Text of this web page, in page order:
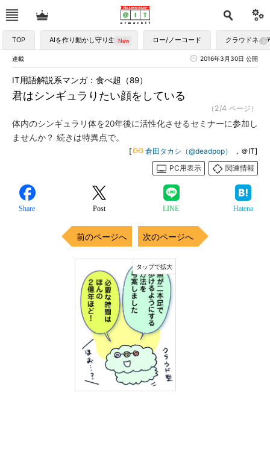
TOP AIを作り動かし守り生かす ロー/ノーコード クラウドネイ
連載 2016年3月30日 公開
君はシンギュラりたい顔をしている
IT用語解説系マンガ：食べ超（89）
（2/4 ページ）
体内のシンギュラリ体を20年後に活性化させるセミナーに参加し
ませんか？ 続きは特異点で。
[ 倉田タカシ（@deadpop）
，＠IT]
PC用表示
関連情報
Share Post LINE Hatena
前のページへ 次のページへ